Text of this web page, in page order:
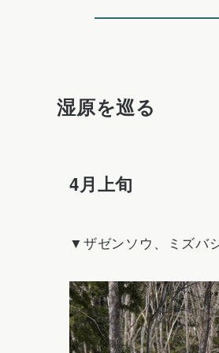
湿原を巡る
4月上旬
▼ザゼンソウ、ミズバ